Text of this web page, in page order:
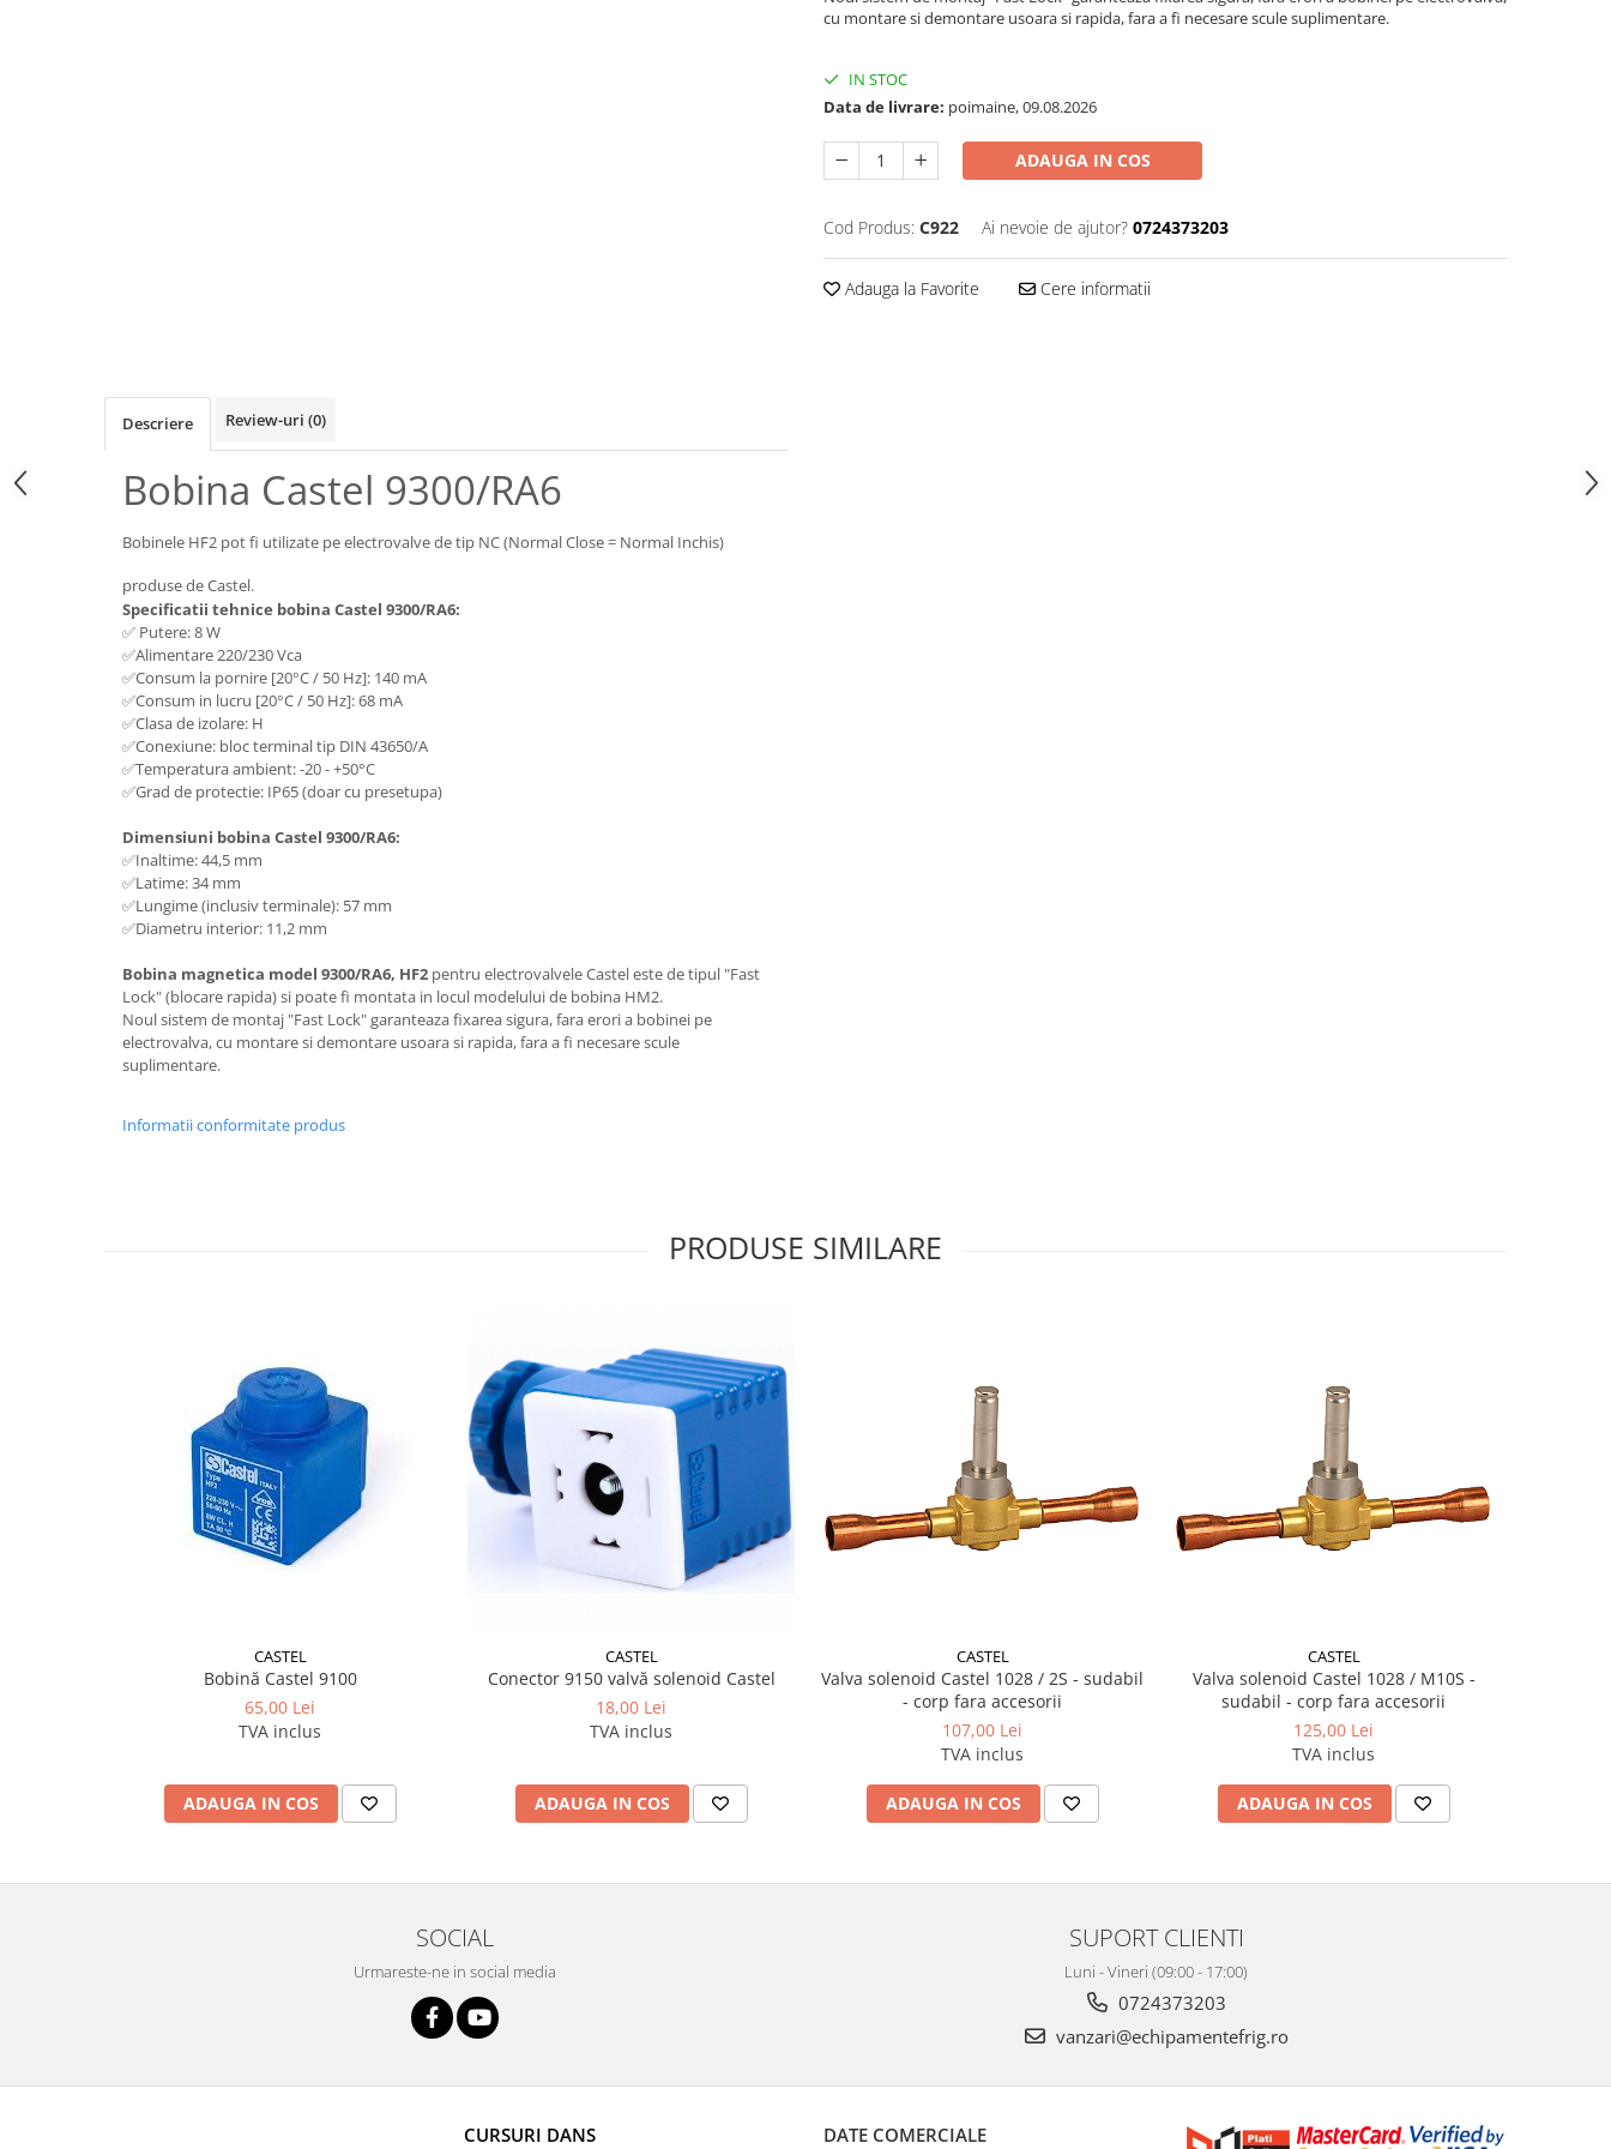
cu montare si demontare usoara si rapida, fara a fi necesare scule suplimentare.
IN STOC
Data de livrare: poimaine, 09.08.2026
ADAUGA IN COS
Cod Produs: C922 Ai nevoie de ajutor? 0724373203
Adauga la Favorite Cere informatii
Descriere Review-uri (0)
Bobina Castel 9300/RA6
Bobinele HF2 pot fi utilizate pe electrovalve de tip NC (Normal Close = Normal Inchis)
produse de Castel.
Specificatii tehnice bobina Castel 9300/RA6:
✅ Putere: 8 W
✅Alimentare 220/230 Vca
✅Consum la pornire [20°C / 50 Hz]: 140 mA
✅Consum in lucru [20°C / 50 Hz]: 68 mA
✅Clasa de izolare: H
✅Conexiune: bloc terminal tip DIN 43650/A
✅Temperatura ambient: -20 - +50°C
✅Grad de protectie: IP65 (doar cu presetupa)
Dimensiuni bobina Castel 9300/RA6:
✅Inaltime: 44,5 mm
✅Latime: 34 mm
✅Lungime (inclusiv terminale): 57 mm
✅Diametru interior: 11,2 mm
Bobina magnetica model 9300/RA6, HF2 pentru electrovalvele Castel este de tipul "Fast
Lock" (blocare rapida) si poate fi montata in locul modelului de bobina HM2.
Noul sistem de montaj "Fast Lock" garanteaza fixarea sigura, fara erori a bobinei pe
electrovalva, cu montare si demontare usoara si rapida, fara a fi necesare scule
suplimentare.
Informatii conformitate produs
PRODUSE SIMILARE
CASTEL
Bobină Castel 9100
65,00 Lei
TVA inclus
ADAUGA IN COS
CASTEL
Conector 9150 valvă solenoid Castel
18,00 Lei
TVA inclus
ADAUGA IN COS
CASTEL
Valva solenoid Castel 1028 / 2S - sudabil
- corp fara accesorii
107,00 Lei
TVA inclus
ADAUGA IN COS
CASTEL
Valva solenoid Castel 1028 / M10S -
sudabil - corp fara accesorii
125,00 Lei
TVA inclus
ADAUGA IN COS
SOCIAL
Urmareste-ne in social media
SUPORT CLIENTI
Luni - Vineri (09:00 - 17:00)
0724373203
vanzari@echipamentefrig.ro
CURSURI DANS DATE COMERCIALE